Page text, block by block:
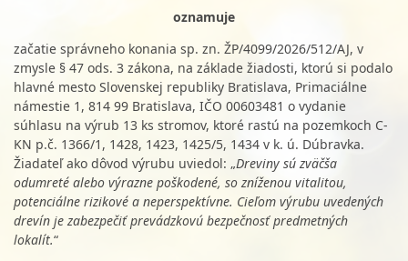
oznamuje
začatie správneho konania sp. zn. ŽP/4099/2026/512/AJ, v
zmysle § 47 ods. 3 zákona, na základe žiadosti, ktorú si podalo
hlavné mesto Slovenskej republiky Bratislava, Primaciálne
námestie 1, 814 99 Bratislava, IČO 00603481 o vydanie
súhlasu na výrub 13 ks stromov, ktoré rastú na pozemkoch C-
KN p.č. 1366/1, 1428, 1423, 1425/5, 1434 v k. ú. Dúbravka.
Žiadateľ ako dôvod výrubu uviedol: „Dreviny sú zväčša
odumreté alebo výrazne poškodené, so zníženou vitalitou,
potenciálne rizikové a neperspektívne. Cieľom výrubu uvedených
drevín je zabezpečiť prevádzkovú bezpečnosť predmetných
lokalít.“